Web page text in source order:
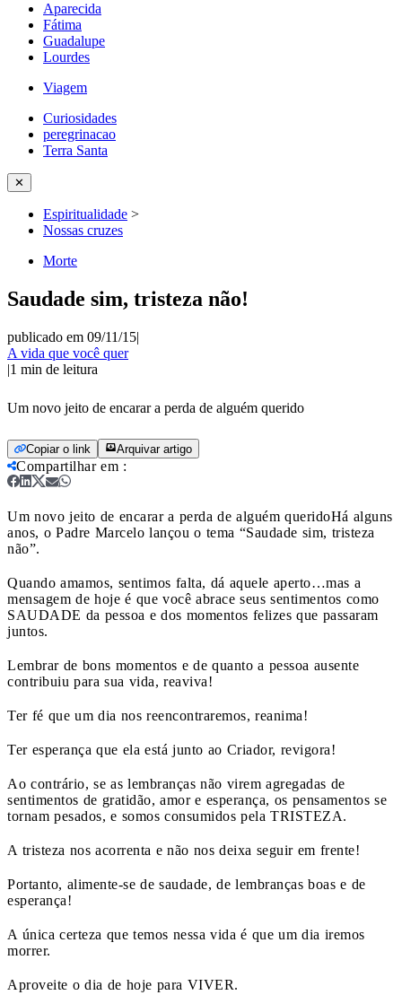
Aparecida
Fátima
Guadalupe
Lourdes
Viagem
Curiosidades
peregrinacao
Terra Santa
✕
Espiritualidade >
Nossas cruzes
Morte
Saudade sim, tristeza não!
publicado em 09/11/15|
A vida que você quer
|1 min de leitura
Um novo jeito de encarar a perda de alguém querido
Copiar o link Arquivar artigo
Compartilhar em :
Um novo jeito de encarar a perda de alguém queridoHá alguns
anos, o Padre Marcelo lançou o tema “Saudade sim, tristeza
não”.
Quando amamos, sentimos falta, dá aquele aperto…mas a
mensagem de hoje é que você abrace seus sentimentos como
SAUDADE da pessoa e dos momentos felizes que passaram
juntos.
Lembrar de bons momentos e de quanto a pessoa ausente
contribuiu para sua vida, reaviva!
Ter fé que um dia nos reencontraremos, reanima!
Ter esperança que ela está junto ao Criador, revigora!
Ao contrário, se as lembranças não virem agregadas de
sentimentos de gratidão, amor e esperança, os pensamentos se
tornam pesados, e somos consumidos pela TRISTEZA.
A tristeza nos acorrenta e não nos deixa seguir em frente!
Portanto, alimente-se de saudade, de lembranças boas e de
esperança!
A única certeza que temos nessa vida é que um dia iremos
morrer.
Aproveite o dia de hoje para VIVER.